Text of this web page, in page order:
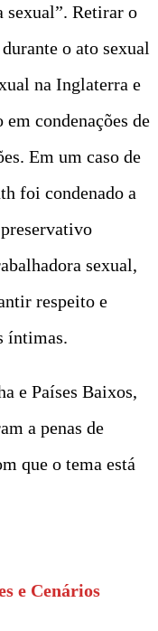
sexual”. Retirar o
o ato sexual
na Inglaterra e
condenações de
Em um caso de
foi condenado a
sexual,
respeito e
íntimas.
e Países Baixos,
a penas de
que o tema está
e Cenários